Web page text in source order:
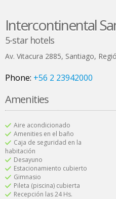
Intercontinental
5-star hotels
Av. Vitacura 2885, Santiago,
Phone: +56 2 23942000
Amenities
Aire acondicionado
Amenities en el baño
Caja de seguridad en la
habitación
Desayuno
Estacionamiento cubierto
Gimnasio
Pileta (piscina) cubierta
Recepción las 24 Hs.